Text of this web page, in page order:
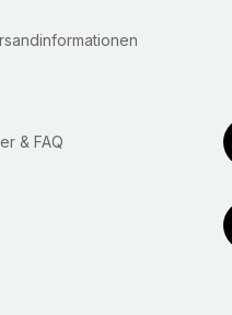
& FAQ